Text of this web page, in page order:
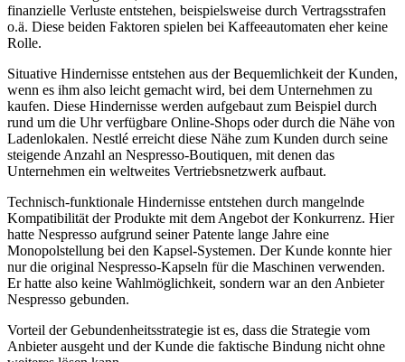
finanzielle Verluste entstehen, beispielsweise durch Vertragsstrafen
o.ä. Diese beiden Faktoren spielen bei Kaffeeautomaten eher keine
Rolle.
Situative Hindernisse entstehen aus der Bequemlichkeit der Kunden,
wenn es ihm also leicht gemacht wird, bei dem Unternehmen zu
kaufen. Diese Hindernisse werden aufgebaut zum Beispiel durch
rund um die Uhr verfügbare Online-Shops oder durch die Nähe von
Ladenlokalen. Nestlé erreicht diese Nähe zum Kunden durch seine
steigende Anzahl an Nespresso-Boutiquen, mit denen das
Unternehmen ein weltweites Vertriebsnetzwerk aufbaut.
Technisch-funktionale Hindernisse entstehen durch mangelnde
Kompatibilität der Produkte mit dem Angebot der Konkurrenz. Hier
hatte Nespresso aufgrund seiner Patente lange Jahre eine
Monopolstellung bei den Kapsel-Systemen. Der Kunde konnte hier
nur die original Nespresso-Kapseln für die Maschinen verwenden.
Er hatte also keine Wahlmöglichkeit, sondern war an den Anbieter
Nespresso gebunden.
Vorteil der Gebundenheitsstrategie ist es, dass die Strategie vom
Anbieter ausgeht und der Kunde die faktische Bindung nicht ohne